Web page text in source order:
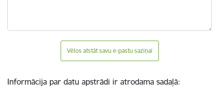
Vēlos atstāt savu e-pastu saziņai
Informācija par datu apstrādi ir atrodama sadaļā: